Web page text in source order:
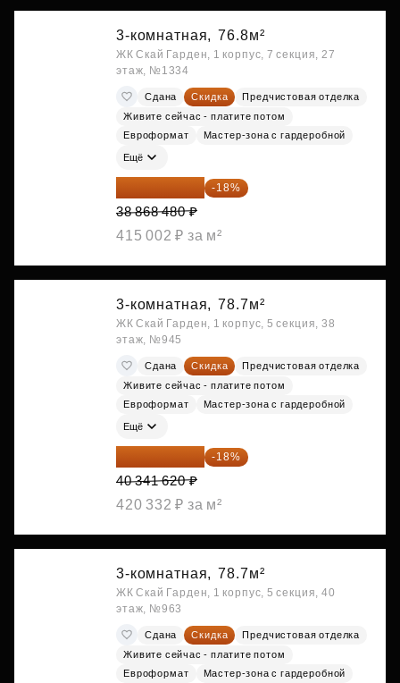
3-комнатная, 76.8м²
ЖК Скай Гарден, 1 корпус, 7 секция, 27
этаж, №1334
Сдана Скидка
Предчистовая отделка
Живите сейчас - платите потом
Евроформат
Мастер-зона с гардеробной
Ещё
31 872 154 ₽ -18%
38 868 480 ₽
415 002 ₽ за м²
3-комнатная, 78.7м²
ЖК Скай Гарден, 1 корпус, 5 секция, 38
этаж, №945
Сдана Скидка
Предчистовая отделка
Живите сейчас - платите потом
Евроформат
Мастер-зона с гардеробной
Ещё
33 080 128 ₽ -18%
40 341 620 ₽
420 332 ₽ за м²
3-комнатная, 78.7м²
ЖК Скай Гарден, 1 корпус, 5 секция, 40
этаж, №963
Сдана Скидка
Предчистовая отделка
Живите сейчас - платите потом
Евроформат
Мастер-зона с гардеробной